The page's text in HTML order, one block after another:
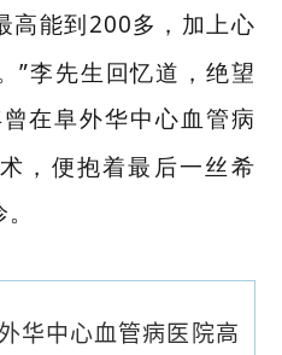
高能到200多，加上心
”李先生回忆道，绝望
在阜外华中心血管病
，便抱着最后一丝希
华中心血管病医院高